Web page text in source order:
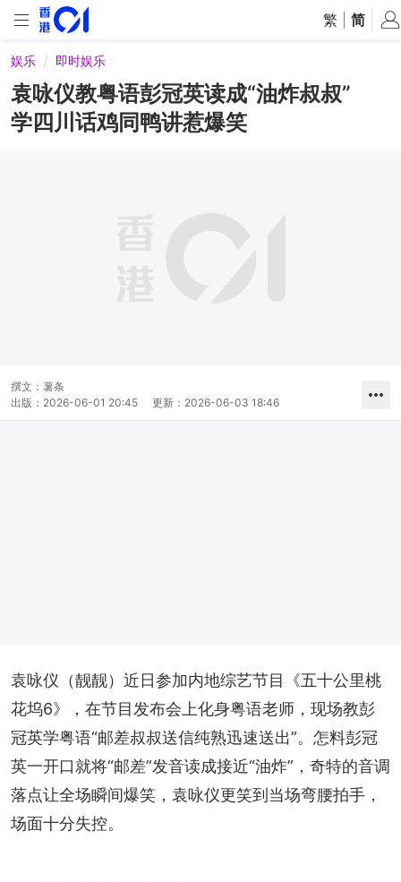
繁 简
娱乐 即时娱乐
袁咏仪教粤语彭冠英读成“油炸叔叔”
学四川话鸡同鸭讲惹爆笑
撰文： 薯条
出版： 2026-06-01 20:45 更新： 2026-06-03 18:46
袁咏仪（靓靓）近日参加内地综艺节目《五十公里桃
花坞6》，在节目发布会上化身粤语老师，现场教彭
冠英学粤语“邮差叔叔送信纯熟迅速送出”。怎料彭冠
英一开口就将“邮差”发音读成接近“油炸”，奇特的音调
落点让全场瞬间爆笑，袁咏仪更笑到当场弯腰拍手，
场面十分失控。